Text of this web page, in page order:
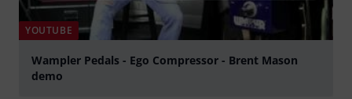
YOUTUBE
Wampler Pedals - Ego Compressor - Brent Mason
demo